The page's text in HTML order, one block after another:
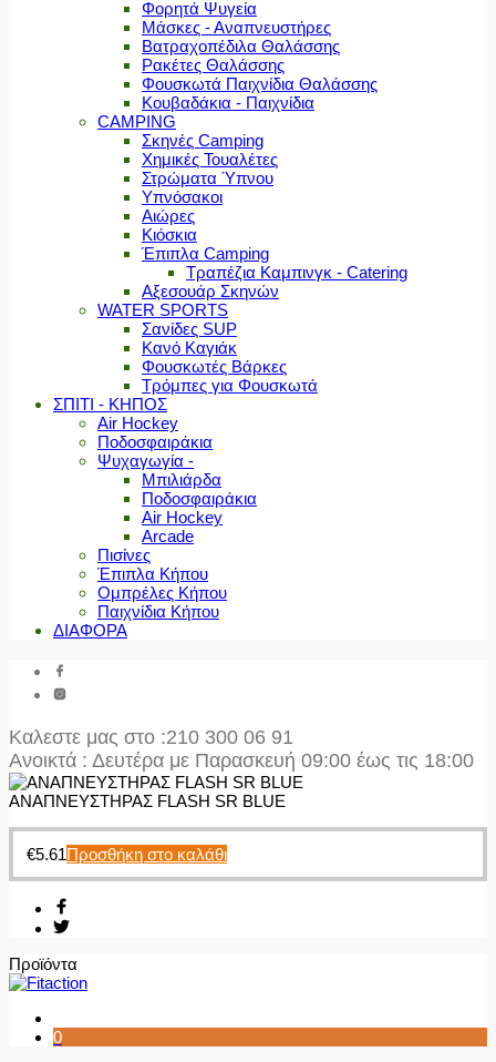
Φορητά Ψυγεία
Μάσκες - Αναπνευστήρες
Βατραχοπέδιλα Θαλάσσης
Ρακέτες Θαλάσσης
Φουσκωτά Παιχνίδια Θαλάσσης
Κουβαδάκια - Παιχνίδια
CAMPING
Σκηνές Camping
Χημικές Τουαλέτες
Στρώματα Ύπνου
Υπνόσακοι
Αιώρες
Κιόσκια
Έπιπλα Camping
Τραπέζια Καμπινγκ - Catering
Αξεσουάρ Σκηνών
WATER SPORTS
Σανίδες SUP
Κανό Καγιάκ
Φουσκωτές Βάρκες
Τρόμπες για Φουσκωτά
ΣΠΙΤΙ - ΚΗΠΟΣ
Air Hockey
Ποδοσφαιράκια
Ψυχαγωγία -
Μπιλιάρδα
Ποδοσφαιράκια
Air Hockey
Arcade
Πισίνες
Έπιπλα Κήπου
Ομπρέλες Κήπου
Παιχνίδια Κήπου
ΔΙΑΦΟΡΑ
Καλεστε μας στο :210 300 06 91
Ανοικτά : Δευτέρα με Παρασκευή 09:00 έως τις 18:00
ΑΝΑΠΝΕΥΣΤΗΡΑΣ FLASH SR BLUE
€5.61Προσθήκη στο καλάθι
Προϊόντα
0